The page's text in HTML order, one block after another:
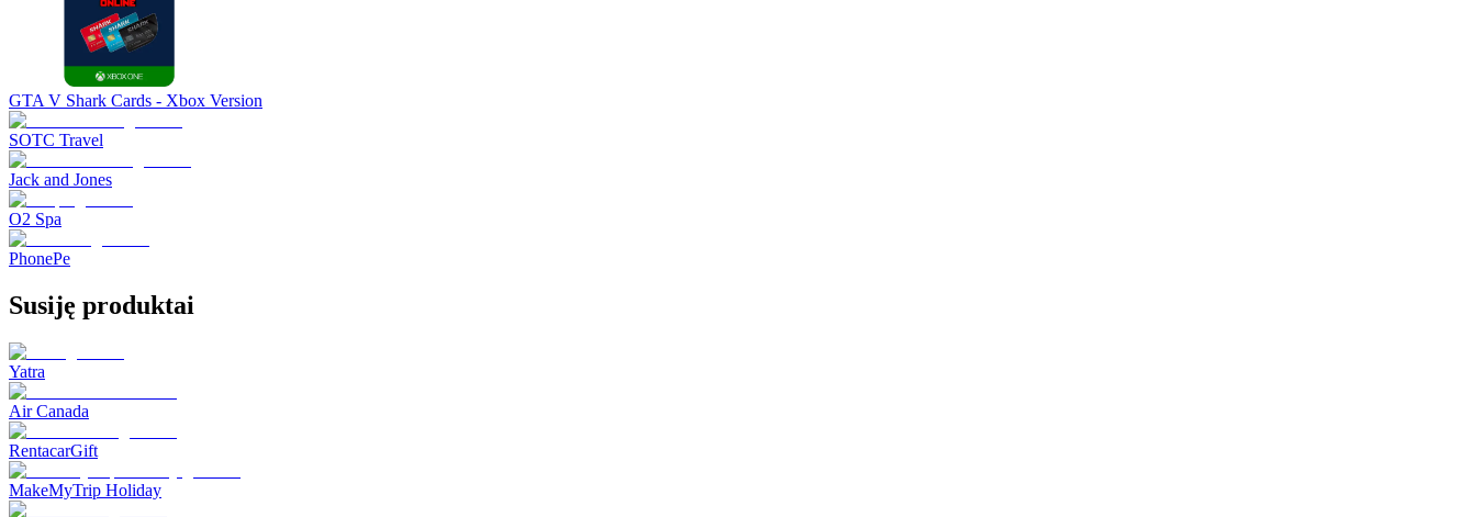
GTA V Shark Cards - Xbox Version
SOTC Travel
Jack and Jones
O2 Spa
PhonePe
Susiję produktai
Yatra
Air Canada
RentacarGift
MakeMyTrip Holiday